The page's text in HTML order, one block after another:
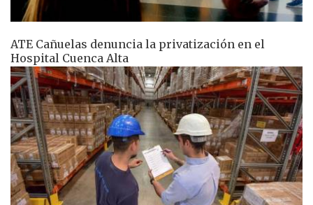
ATE Cañuelas denuncia la privatización en el
Hospital Cuenca Alta